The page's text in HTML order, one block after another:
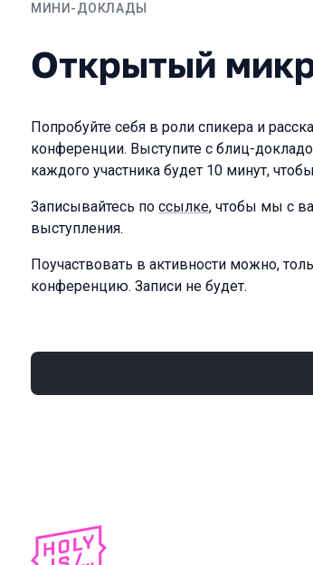
МИНИ-ДОКЛАДЫ
Открытый
Открытый
Попробуйте себя в роли спикера и
конференции. Выступите с блиц-
каждого участника будет 10 минут,
Записывайтесь по ссылке, чтобы мы с
выступления.
Поучаствовать в активности можно,
конференцию. Записи не будет.